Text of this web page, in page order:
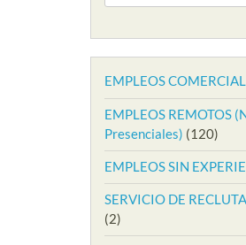
EMPLEOS
EMPLEOS REMOTOS
Presenciales) (120)
EMPLEOS SIN
SERVICIO DE
(2)